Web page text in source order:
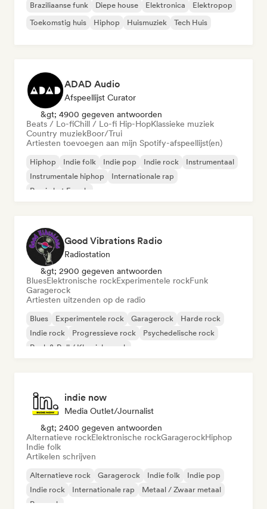
Braziliaanse funk Diepe house Elektronica
Elektropop
Toekomstig huis
Hiphop Huismuziek Tech Huis
ADAD Audio
Afspeellijst Curator
&gt; 4900 gegeven antwoorden
Beats / Lo-fiChill / Lo-fi Hip-HopKlassieke muziek
Country muziekBoor/Trui
Artiesten toevoegen aan mijn Spotify-afspeellijst(en)
Hiphop Indie folk Indie pop Indie rock
Instrumentaal
Instrumentale hiphop
Internationale rap
Rap in het Engels
Good Vibrations Radio
Radiostation
&gt; 2900 gegeven antwoorden
BluesElektronische rockExperimentele rockFunk
Garagerock
Artiesten uitzenden op de radio
Blues Experimentele rock Garagerock
Harde rock
Indie rock
Progressieve rock
Psychedelische rock
Rock & Roll / Klassieke rock
indie now
Media Outlet/Journalist
&gt; 2400 gegeven antwoorden
Alternatieve rockElektronische rockGaragerockHiphop
Indie folk
Artikelen schrijven
Alternatieve rock Garagerock Indie folk
Indie pop
Indie rock
Internationale rap
Metaal / Zwaar metaal
Poprock